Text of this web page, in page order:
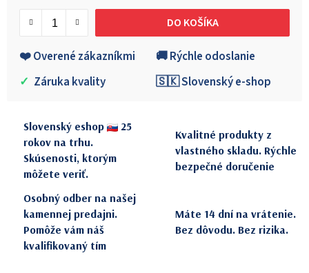
DO KOŠÍKA
❤️ Overené zákazníkmi
🚚 Rýchle odoslanie
✓ Záruka kvality 🇸🇰 Slovenský e-shop
Slovenský eshop
25
rokov na trhu.
Skúsenosti, ktorým
môžete veriť.
Kvalitné produkty z
vlastného skladu. Rýchle
bezpečné doručenie
Osobný odber na našej
kamennej predajni.
Pomôže vám náš
kvalifikovaný tím
Máte 14 dní na vrátenie.
Bez dôvodu. Bez rizika.